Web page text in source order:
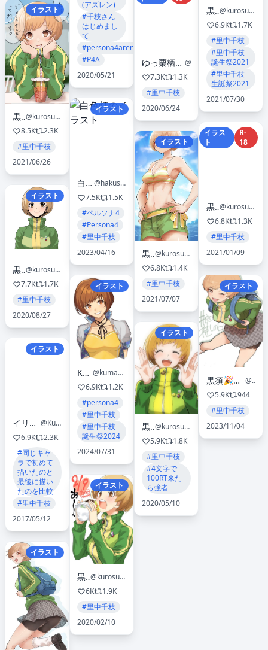
イラスト
黒須
@kurosususu
8.5K
2.3K
#里中千枝
2021/06/26
イラスト
黒須
@kurosususu
7.7K
1.7K
#里中千枝
2020/08/27
イラスト
イリヤ・クブシノブ
@Kuvshinov_Ilya
6.9K
2.3K
#同じキャ
ラで初めて
描いたのと
最後に描い
たのを比較
#里中千枝
2017/05/12
イラスト
(アズレン)
#千枝さん
はじめまし
て
#persona4arena
#P4A
2020/05/21
イラスト
白色灯
@hakusyokuto
7.5K
1.5K
#ペルソナ4
#Persona4
#里中千枝
2023/04/16
イラスト
Kuma
@kumakareem
6.9K
1.2K
#persona4
#里中千枝
#里中千枝
誕生祭2024
2024/07/31
イラスト
黒須
@kurosususu
6K
1.9K
#里中千枝
2020/02/10
ゆっ栗栖_日曜東ヨ40b_アンスリウム/ダスコミ「この異世界には18禁は存在しません！」
7.3K
1.3K
#里中千枝
2020/06/24
イラスト
黒須
@kurosususu
6.8K
1.4K
#里中千枝
2021/07/07
イラスト
黒須
@kurosususu
5.9K
1.8K
#里中千枝
#4文字で
100RT来た
ら強者
2020/05/10
黒須
@kurosususu
6.9K
1.7K
#里中千枝
#里中千枝
誕生祭2021
#里中千枝
生誕祭2021
2021/07/30
イラス
ト
R-
18
黒須
@kurosususu
6.8K
1.3K
#里中千枝
2021/01/09
イラスト
黒須🎉異世界恋愛マニュアル3巻1月1日発売🎉
@kurosususu
5.9K
944
#里中千枝
2023/11/04